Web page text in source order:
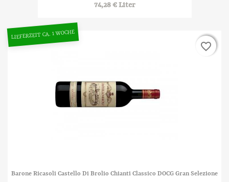
74,28 € Liter
Barone Ricasoli Castello Di Brolio Chianti Classico DOCG Gran Selezione
LIEFERZEIT CA. 1 WOCHE
favorite_border
favorite_border